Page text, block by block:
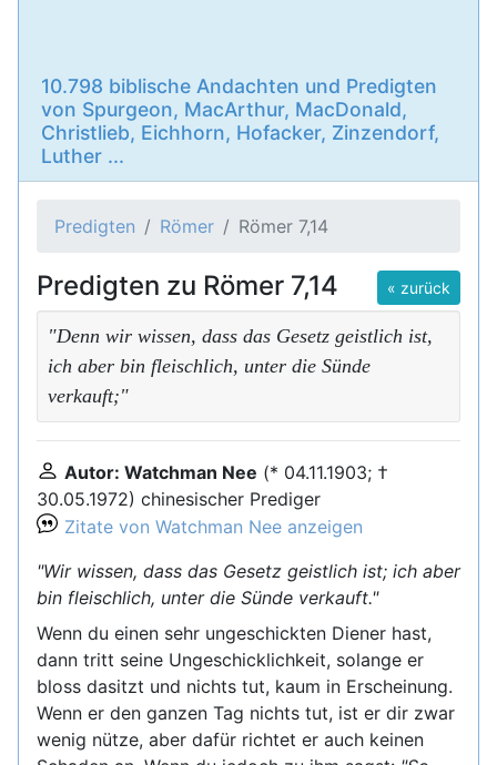
10.798 biblische Andachten und Predigten
von Spurgeon, MacArthur, MacDonald,
Christlieb, Eichhorn, Hofacker, Zinzendorf,
Luther ...
Predigten Römer Römer 7,14
« zurück
Predigten zu Römer 7,14
"Denn wir wissen, dass das Gesetz geistlich ist,
ich aber bin fleischlich, unter die Sünde
verkauft;"
Autor: Watchman Nee (* 04.11.1903; †
30.05.1972) chinesischer Prediger
Zitate von Watchman Nee anzeigen
"Wir wissen, dass das Gesetz geistlich ist; ich aber
bin fleischlich, unter die Sünde verkauft."
Wenn du einen sehr ungeschickten Diener hast,
dann tritt seine Ungeschicklichkeit, solange er
bloss dasitzt und nichts tut, kaum in Erscheinung.
Wenn er den ganzen Tag nichts tut, ist er dir zwar
wenig nütze, aber dafür richtet er auch keinen